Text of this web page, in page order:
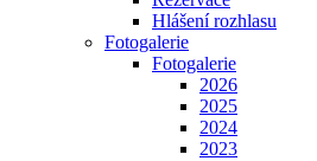
Hlášení rozhlasu
Fotogalerie
Fotogalerie
2026
2025
2024
2023